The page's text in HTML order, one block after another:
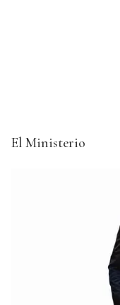
El Ministerio